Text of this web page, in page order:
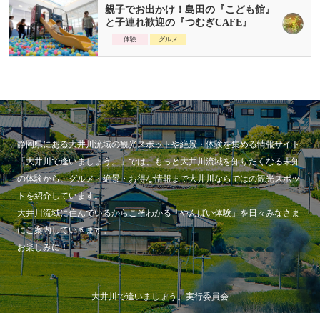
親子でお出かけ！島田の『こども館』
と子連れ歓迎の『つむぎCAFE』
体験 グルメ
静岡県にある大井川流域の観光スポットや絶景・体験を集める情報サイト
「大井川で逢いましょう。」では、もっと大井川流域を知りたくなる未知
の体験から、グルメ・絶景・お得な情報まで大井川ならではの観光スポッ
トを紹介しています。
大井川流域に住んでいるからこそわかる「やんばい体験」を日々みなさま
にご案内していきます。
お楽しみに！
大井川で逢いましょう。実行委員会